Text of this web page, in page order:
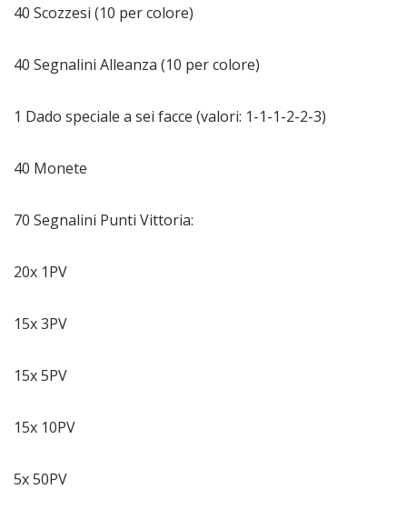
40 Scozzesi (10 per colore)
40 Segnalini Alleanza (10 per colore)
1 Dado speciale a sei facce (valori: 1-1-1-2-2-3)
40 Monete
70 Segnalini Punti Vittoria:
20x 1PV
15x 3PV
15x 5PV
15x 10PV
5x 50PV